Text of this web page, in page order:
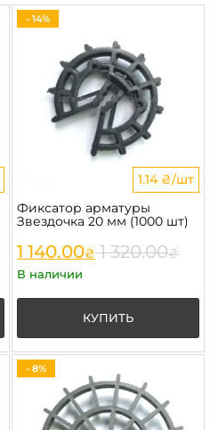
- 14%
1.14 ₴/шт
Фиксатор арматуры
Звездочка 20 мм (1000 шт)
1 140.00₴ 1 320.00₴
В наличии
КУПИТЬ
- 8%